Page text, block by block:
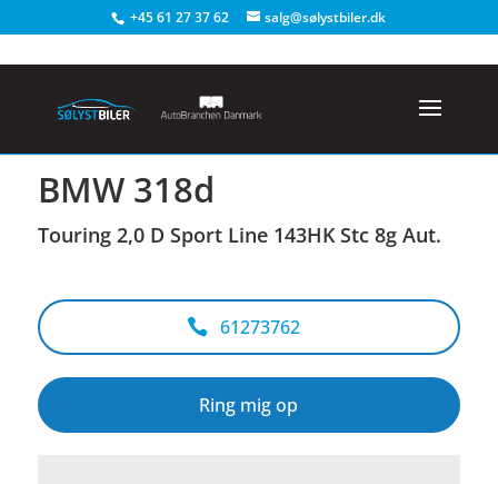
+45 61 27 37 62 salg@sølystbiler.dk
Tilbage til søgeresultat
BMW 318d
Touring 2,0 D Sport Line 143HK Stc 8g Aut.
61273762
Ring mig op